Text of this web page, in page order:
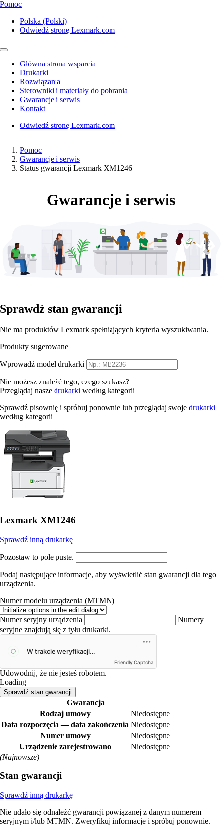
Pomoc
Polska (Polski)
Odwiedź stronę Lexmark.com
Główna strona wsparcia
Drukarki
Rozwiązania
Sterowniki i materiały do pobrania
Gwarancje i serwis
Kontakt
Odwiedź stronę Lexmark.com
Pomoc
Gwarancje i serwis
Status gwarancji Lexmark XM1246
Gwarancje i serwis
Sprawdź stan gwarancji
Nie ma produktów Lexmark spełniających kryteria wyszukiwania.
Produkty sugerowane
Wprowadź model drukarki
Nie możesz znaleźć tego, czego szukasz?
Przeglądaj nasze drukarki według kategorii
Sprawdź pisownię i spróbuj ponownie lub przeglądaj swoje drukarki
według kategorii
Lexmark XM1246
Sprawdź inną drukarkę
Pozostaw to pole puste.
Podaj następujące informacje, aby wyświetlić stan gwarancji dla tego
urządzenia.
Numer modelu urządzenia (MTMN)
Numer seryjny urządzenia
Numery
seryjne znajdują się z tyłu drukarki.
Friendly Captcha
Udowodnij, że nie jesteś robotem.
Loading
Sprawdź stan gwarancji
Gwarancja
Rodzaj umowy
Niedostępne
Data rozpoczęcia — data zakończenia Niedostępne
Numer umowy
Niedostępne
Urządzenie zarejestrowano
Niedostępne
(Najnowsze)
Stan gwarancji
Sprawdź inną drukarkę
Nie udało się odnaleźć gwarancji powiązanej z danym numerem
seryjnym i/lub MTMN. Zweryfikuj informacje i spróbuj ponownie.